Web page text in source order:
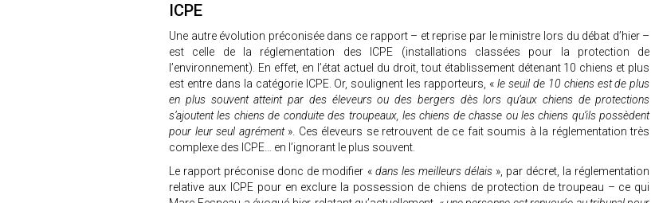
ICPE
Une autre évolution préconisée dans ce rapport – et reprise par le ministre lors du débat d’hier –
est celle de la réglementation des ICPE (installations classées pour la protection de
l’environnement). En effet, en l’état actuel du droit, tout établissement détenant 10 chiens et plus
est entre dans la catégorie ICPE. Or, soulignent les rapporteurs, « le seuil de 10 chiens est de plus
en plus souvent atteint par des éleveurs ou des bergers dès lors qu’aux chiens de protections
s’ajoutent les chiens de conduite des troupeaux, les chiens de chasse ou les chiens qu’ils possèdent
pour leur seul agrément ». Ces éleveurs se retrouvent de ce fait soumis à la réglementation très
complexe des ICPE… en l’ignorant le plus souvent.
Le rapport préconise donc de modifier «dans les meilleurs délais», par décret, la réglementation
relative aux ICPE pour en exclure la possession de chiens de protection de troupeau – ce qui